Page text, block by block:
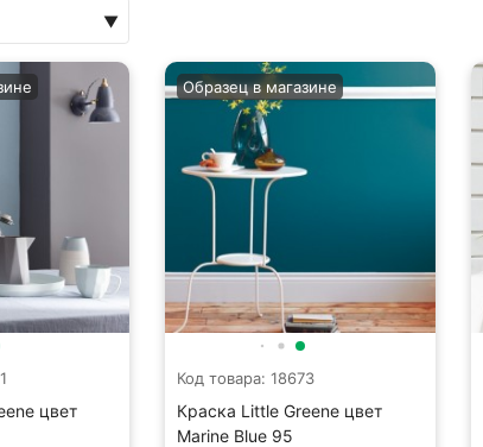
цвет
Код товара: 18673
Краска Little Greene цвет
Marine Blue 95
Образец в магазине